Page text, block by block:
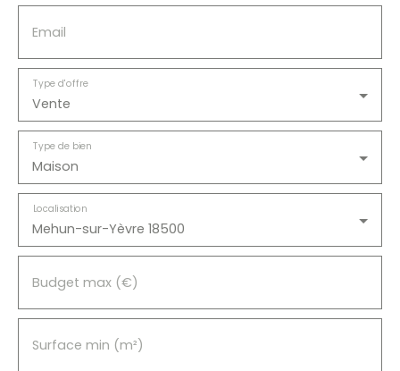
Email
Vente
Type d'offre
Maison
Type de bien
Mehun-sur-Yèvre 18500
Localisation
Budget max (€)
Surface min (m²)